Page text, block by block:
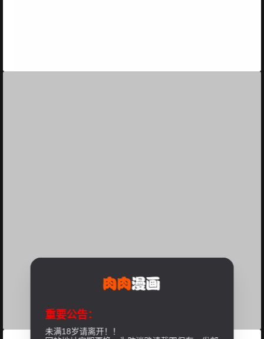
重要公告：
未满18岁请离开！！